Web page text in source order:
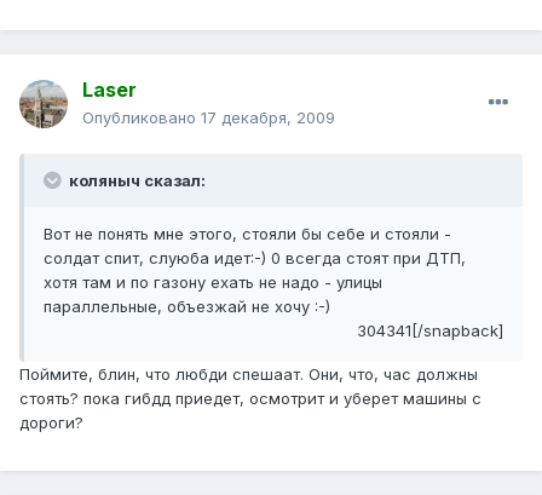
Laser
Опубликовано 17 декабря, 2009
коляныч сказал:
Вот не понять мне этого, стояли бы себе и стояли -
солдат спит, слуюба идет:-) 0 всегда стоят при ДТП,
хотя там и по газону ехать не надо - улицы
параллельные, объезжай не хочу :-)
304341[/snapback]
Поймите, блин, что любди спешаат. Они, что, час должны
стоять? пока гибдд приедет, осмотрит и уберет машины с
дороги?